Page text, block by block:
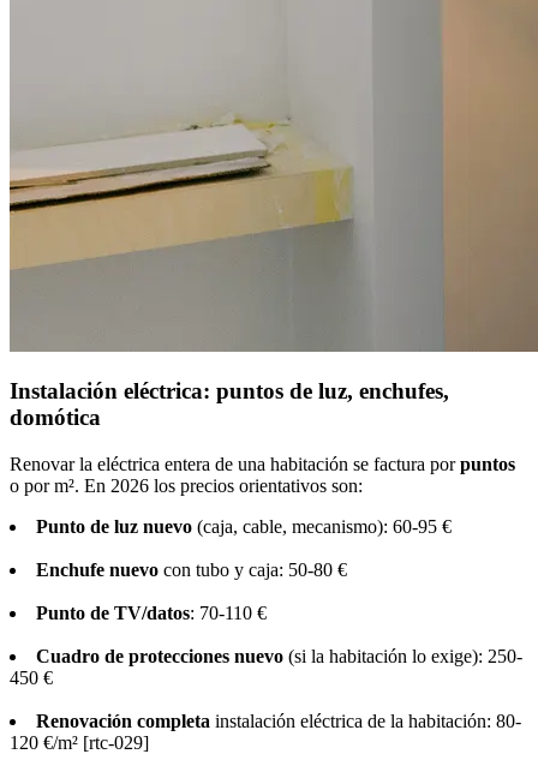
Instalación eléctrica: puntos de luz, enchufes,
domótica
Renovar la eléctrica entera de una habitación se factura porpuntos
o por m². En 2026 los precios orientativos son:
Punto de luz nuevo (caja, cable, mecanismo): 60-95 €
Enchufe nuevo con tubo y caja: 50-80 €
Punto de TV/datos: 70-110 €
Cuadro de protecciones nuevo (si la habitación lo exige): 250-
450 €
Renovación completa instalación eléctrica de la habitación: 80-
120 €/m² [rtc-029]